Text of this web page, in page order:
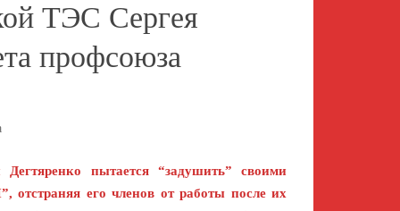
ТЭС Сергея
профсоюза
пытается “задушить” своими
его членов от работы после их